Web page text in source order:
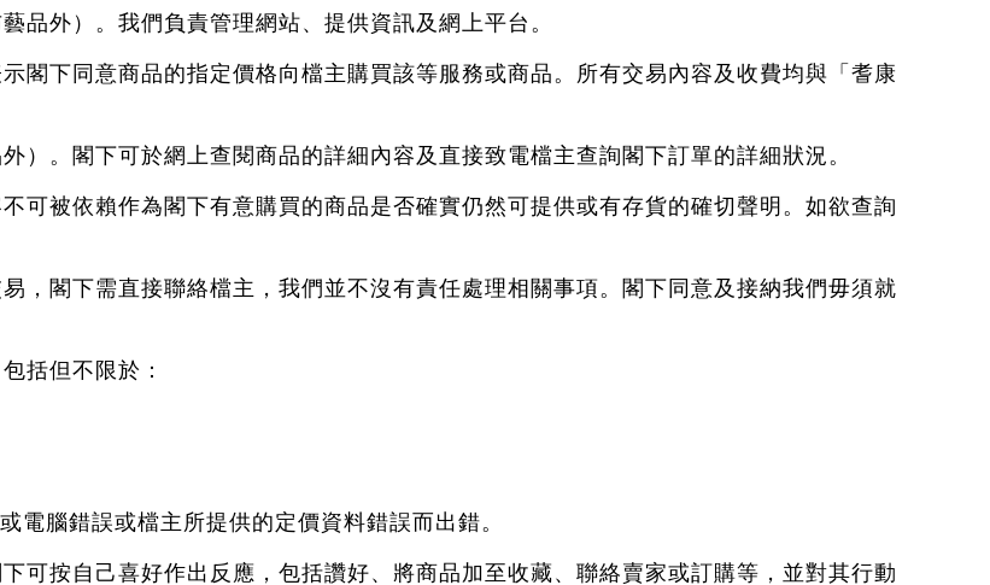
品外）。我們負責管理網站、提供資訊及網上平台。
閣下同意商品的指定價格向檔主購買該等服務或商品。所有交易內容及收費均與「耆康
）。閣下可於網上查閱商品的詳細內容及直接致電檔主查詢閣下訂單的詳細狀況。
可被依賴作為閣下有意購買的商品是否確實仍然可提供或有存貨的確切聲明。如欲查詢
，閣下需直接聯絡檔主，我們並不沒有責任處理相關事項。閣下同意及接納我們毋須就
括但不限於：
電腦錯誤或檔主所提供的定價資料錯誤而出錯。
可按自己喜好作出反應，包括讚好、將商品加至收藏、聯絡賣家或訂購等，並對其行動